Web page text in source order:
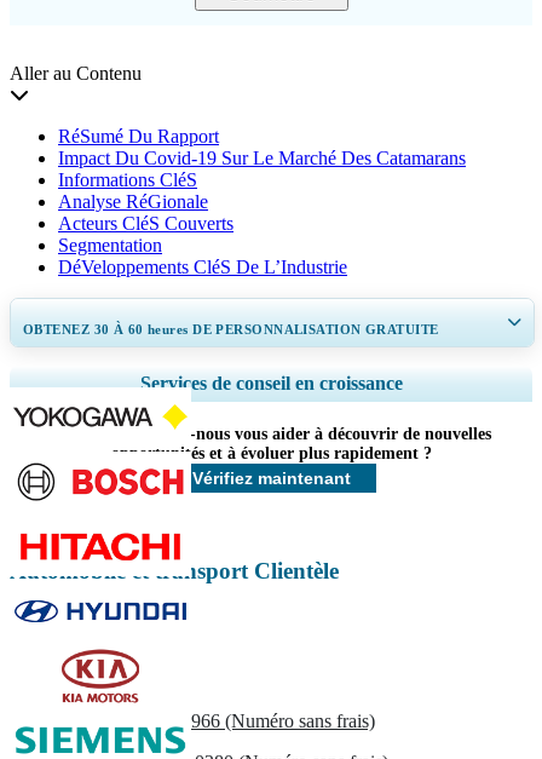
Aller au Contenu
RéSumé Du Rapport
Impact Du Covid-19 Sur Le Marché Des Catamarans
Informations CléS
Analyse RéGionale
Acteurs CléS Couverts
Segmentation
DéVeloppements CléS De L’Industrie
OBTENEZ 30 À 60heures DE PERSONNALISATION GRATUITE
Ampliar a cobertura regional e por país, Análise de segmentos, Perfis de
empresas, Benchmarking competitivo, e insights sobre o usuário final.
Personnaliser maintenant
Services de conseil en croissance
Comment pouvons-nous vous aider à découvrir de nouvelles
opportunités et à évoluer plus rapidement ?
Vérifiez maintenant
Automobile et transport Clientèle
Contactez-nous
+1 833 909 2966 (Numéro sans frais)